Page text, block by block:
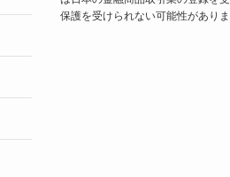
保護を受けられない可能性がありま